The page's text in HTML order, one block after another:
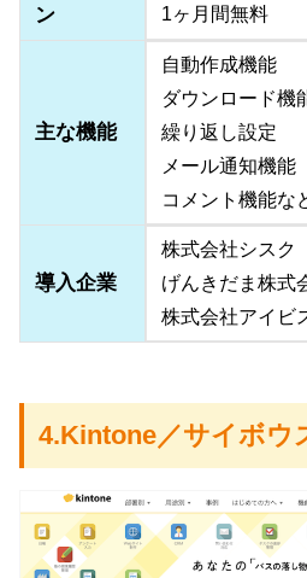
ン
1ヶ月間無料
主な機能
自動作成機能
ダウンロード機
繰り返し設定
メール通知機能
コメント機能な
導入企業
株式会社シスク
げんきだま株式
株式会社アイビ
4.Kintone／サイボウ